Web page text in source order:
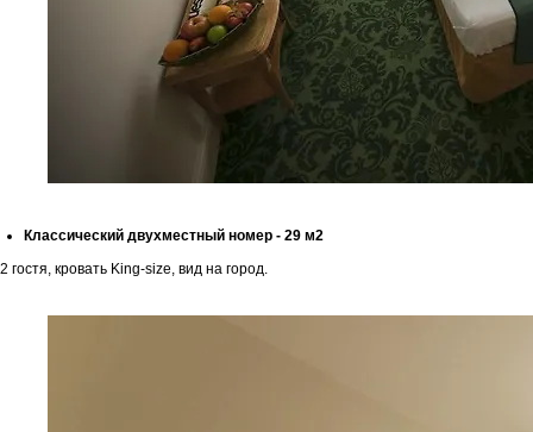
Классический двухместный номер - 29 м2
2 гостя, кровать King-size, вид на город.